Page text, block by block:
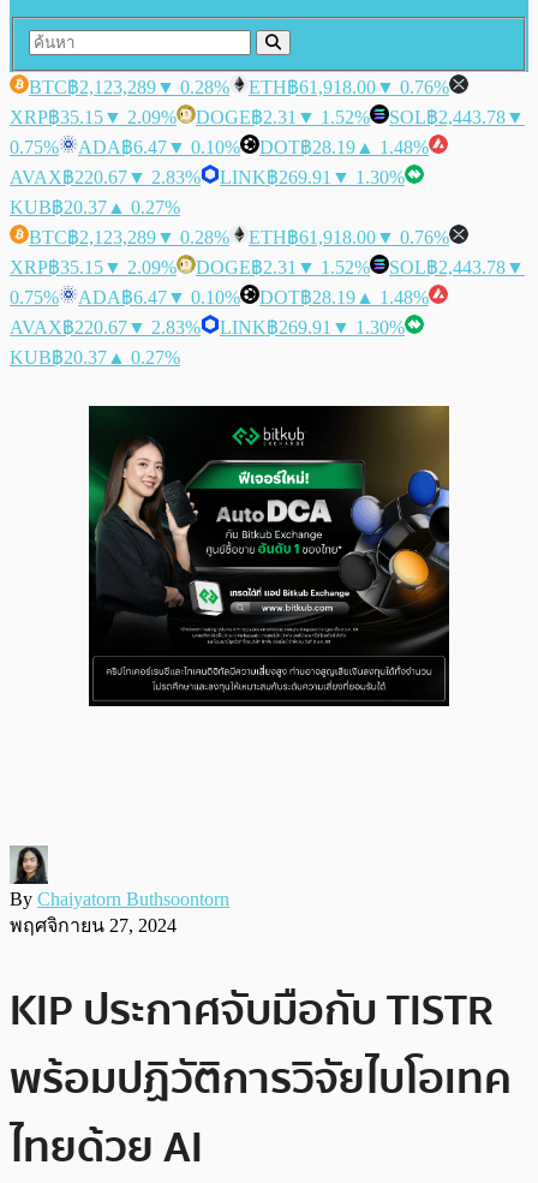
BTC฿2,123,289▼ 0.28% ETH฿61,918.00▼ 0.76%
XRP฿35.15▼ 2.09% DOGE฿2.31 ▼ 1.52% SOL฿2,443.78▼
0.75%
ADA฿6.47▼ 0.10% DOT฿28.19 ▲ 1.48%
AVAX฿220.67▼ 2.83% LINK฿269.91 ▼ 1.30%
KUB฿20.37 ▲ 0.27%
BTC฿2,123,289▼ 0.28% ETH฿61,918.00▼ 0.76%
XRP฿35.15▼ 2.09% DOGE฿2.31 ▼ 1.52% SOL฿2,443.78▼
0.75%
ADA฿6.47▼ 0.10% DOT฿28.19 ▲ 1.48%
AVAX฿220.67▼ 2.83% LINK฿269.91 ▼ 1.30%
KUB฿20.37 ▲ 0.27%
By Chaiyatorn Buthsoontorn
พฤศจิกายน 27, 2024
KIP ประกาศจับมือกับ TISTR
พร้อมปฏิวัติการวิจัยไบโอเทค
ไทยด้วย AI